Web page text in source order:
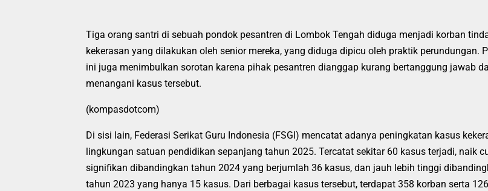
Tiga orang santri di sebuah pondok pesantren di Lombok Tengah diduga menjadi korban
kekerasan yang dilakukan oleh senior mereka, yang diduga dipicu oleh praktik perundungan.
ini juga menimbulkan sorotan karena pihak pesantren dianggap kurang bertanggung jawab
menangani kasus tersebut.
(kompasdotcom)
Di sisi lain, Federasi Serikat Guru Indonesia (FSGI) mencatat adanya peningkatan kasus
lingkungan satuan pendidikan sepanjang tahun 2025. Tercatat sekitar 60 kasus terjadi, naik
signifikan dibandingkan tahun 2024 yang berjumlah 36 kasus, dan jauh lebih tinggi
tahun 2023 yang hanya 15 kasus. Dari berbagai kasus tersebut, terdapat 358 korban serta